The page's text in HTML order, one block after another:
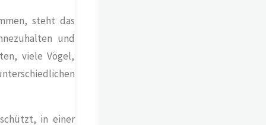
steht das
und
viele Vögel,
in einer